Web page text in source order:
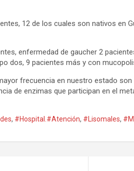
12 de los cuales son nativos en
enfermedad de gaucher 2
dos, 9 pacientes más y con
frecuencia en nuestro estado
de enzimas que participan en el
, #Hospital.#Atención, #Lisomales,